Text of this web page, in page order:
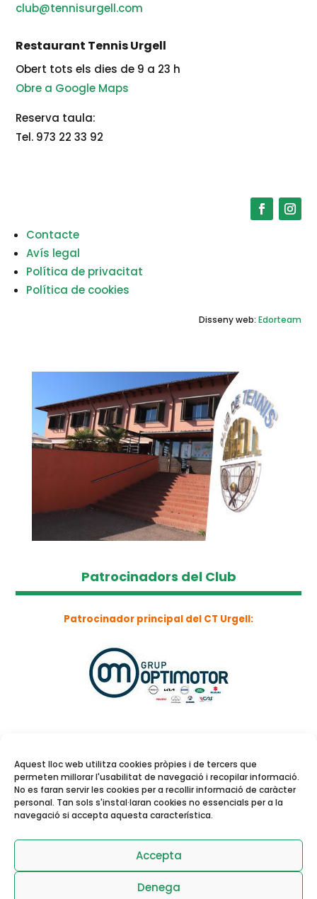
Aquest lloc web utilitza cookies pròpies i de tercers que
permeten millorar l'usabilitat de navegació i recopilar informació.
No es faran servir les cookies per a recollir informació de caràcter
personal. Tan sols s'instal·laran cookies no essencials per a la
navegació si accepta aquesta característica.
Accepta
Denega
club@tennisurgell.com
Restaurant Tennis Urgell
Obert tots els dies de 9 a 23 h
Obre a Google Maps
Reserva taula:
Tel. 973 22 33 92
Contacte
Avís legal
Política de privacitat
Política de cookies
Disseny web: Edorteam
Patrocinadors del Club
Patrocinador principal del CT Urgell:
activitats dirigides